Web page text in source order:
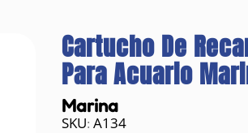
Cartucho De
Para Acuario
Marina
:A134